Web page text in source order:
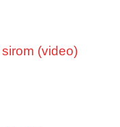
(video)